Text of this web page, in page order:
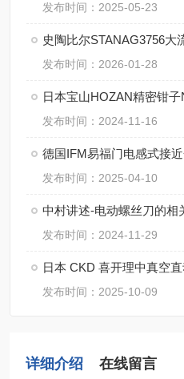
发布时间：2025-05-23
发布时间：2026-01-28
日本宝山HOZAN精密钳
发布时间：2024-11-16
德国IFM易福门电感式接
发布时间：2025-04-10
中村讲述-电动螺丝刀的相
发布时间：2024-11-29
日本 CKD 喜开理中真空
发布时间：2025-10-09
详细介绍 在线留言